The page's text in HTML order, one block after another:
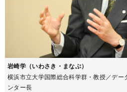
岩崎学（いわさき・まなぶ）
横浜市立大学国際総合科学群・教授／デー
ンター長